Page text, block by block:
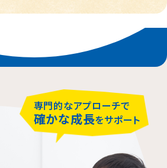
専門的なアプローチで
確かな成長をサポート